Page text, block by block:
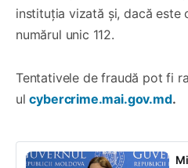
instituția vizată și, dacă este
numărul unic 112.
Tentativele de fraudă pot fi
ulcybercrime.mai.gov.md.